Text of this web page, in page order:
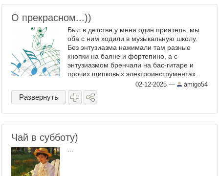
О прекрасном...))
Был в детстве у меня один приятель, мы
оба с ним ходили в музыкальную школу.
Без энтузиазма нажимали там разные
кнопки на баяне и фортепино, а с
энтузиазмом бренчали на бас-гитаре и
прочих щипковых электроинструментах.
Как баяниста, его жутко напрягал
обязательный предмет - ...
02-12-2025 — amigo54
Развернуть
Чай в субботу)